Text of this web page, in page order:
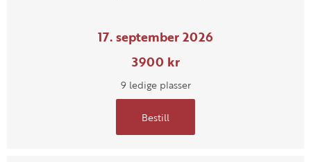
17. september 2026
3900 kr
9 ledige plasser
Bestill